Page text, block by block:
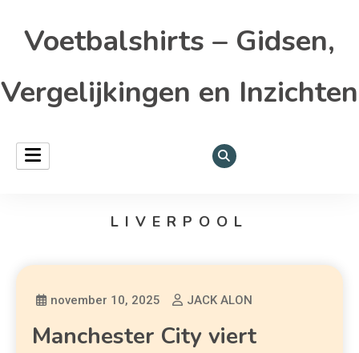
Voetbalshirts – Gidsen,
Vergelijkingen en Inzichten
LIVERPOOL
november 10, 2025 JACK ALON
Manchester City viert